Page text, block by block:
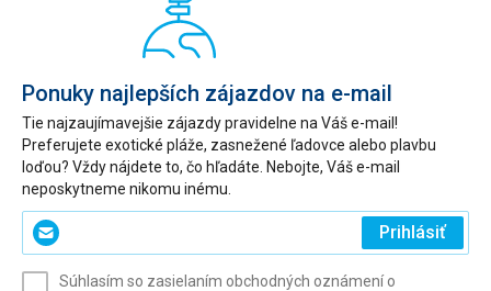
Ponuky najlepších zájazdov na e-mail
Tie najzaujímavejšie zájazdy pravidelne na Váš e-mail!
Preferujete exotické pláže, zasnežené ľadovce alebo plavbu
loďou? Vždy nájdete to, čo hľadáte. Nebojte, Váš e-mail
neposkytneme nikomu inému.
Zadajte
svoj
Prihlásiť
Súhlasím so zasielaním obchodných oznámení o